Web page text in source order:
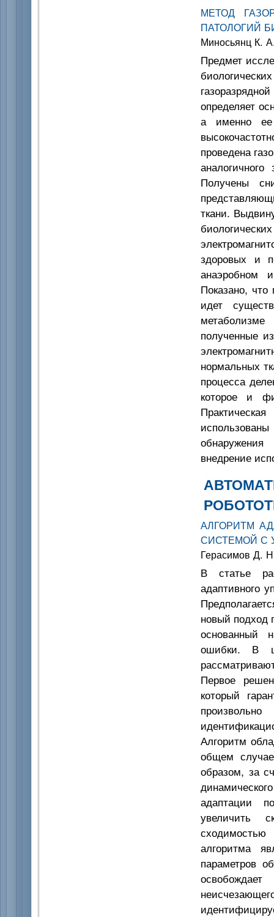
МЕТОД
ПАТОЛОГИЙ
Миносьянц К.
Предмет
определяет
а именно ее
проведена
Получены
ткани.
здоровых и
анаэробном
Показано, что
идет
полученные
нормальных
процесса
которое и
внедрение
АЛГОРИТМ
СИСТЕМОЙ С
Герасимов Д.
В статье
адаптивного
новый подход
основанный
ошибки. В
Первое
который
Алгоритм
общем
образом, за
адаптации
увеличить
алгоритма
параметров